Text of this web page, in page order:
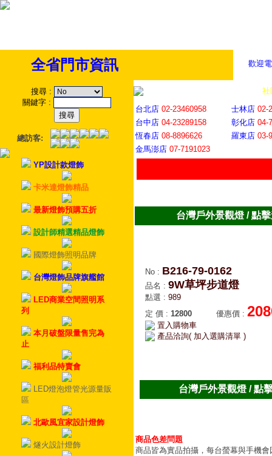
歡迎
全省門市資訊
搜尋 :
關鍵字 :
總訪客:
YP設計款燈飾
卡米達燈飾精品
最新燈飾預購五折
設計師精選精品燈飾
國際燈飾照明品牌
台灣燈飾品牌旗艦館
LED商業空間照明系
列
本月破盤限量售完為
止
福利品特賣會
LED燈泡燈管光源量販
區
北歐風宜家設計燈飾
燧火設計燈飾
社
台北店 02-23460958 士林店 02-
台中店 04-23289158 彰化店 04-
恆春店 08-8896626 羅東店 03-
金馬澎店 07-7191023
台灣戶外景觀燈 / 點
No : B216-79-0162
品名 : 9W草坪步道燈
點選 : 989
定 價 : 12800 優惠價 :
置入購物車
產品洽詢( 加入選購清單 )
台灣戶外景觀燈 / 點
商品色差問題
商品皆為實品拍攝，每台螢幕與手機